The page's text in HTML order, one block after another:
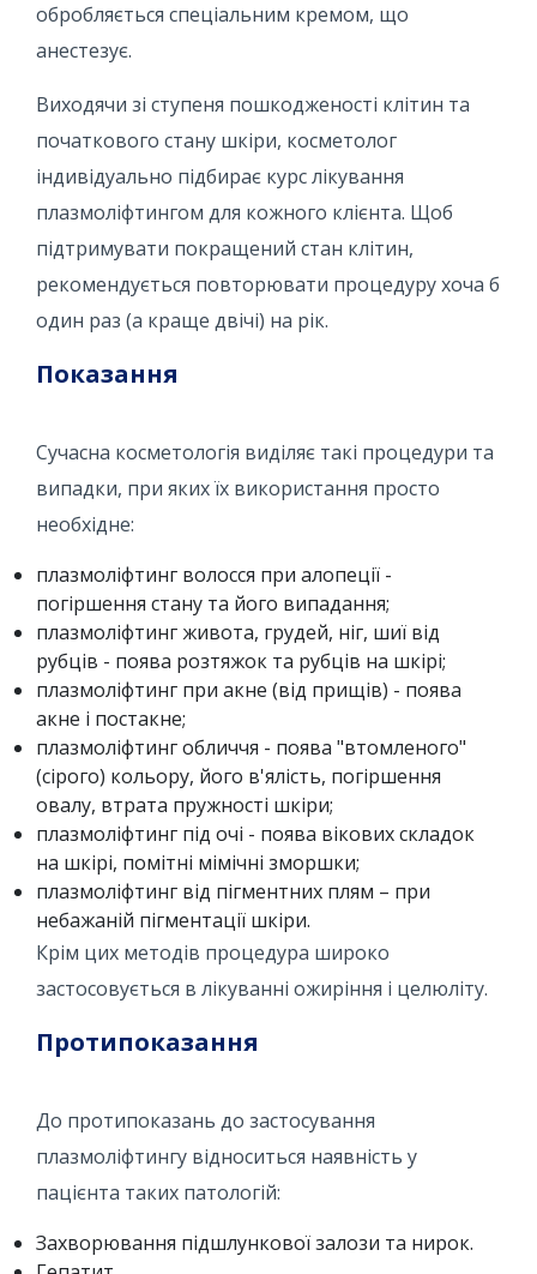
обробляється спеціальним кремом, що
анестезує.
Виходячи зі ступеня пошкодженості клітин та
початкового стану шкіри, косметолог
індивідуально підбирає курс лікування
плазмоліфтингом для кожного клієнта. Щоб
підтримувати покращений стан клітин,
рекомендується повторювати процедуру хоча б
один раз (а краще двічі) на рік.
Показання
Сучасна косметологія виділяє такі процедури та
випадки, при яких їх використання просто
необхідне:
плазмоліфтинг волосся при алопеції -
погіршення стану та його випадання;
плазмоліфтинг живота, грудей, ніг, шиї від
рубців - поява розтяжок та рубців на шкірі;
плазмоліфтинг при акне (від прищів) - поява
акне і постакне;
плазмоліфтинг обличчя - поява "втомленого"
(сірого) кольору, його в'ялість, погіршення
овалу, втрата пружності шкіри;
плазмоліфтинг під очі - поява вікових складок
на шкірі, помітні мімічні зморшки;
плазмоліфтинг від пігментних плям – при
небажаній пігментації шкіри.
Крім цих методів процедура широко
застосовується в лікуванні ожиріння і целюліту.
Протипоказання
До протипоказань до застосування
плазмоліфтингу відноситься наявність у
пацієнта таких патологій:
Захворювання підшлункової залози та нирок.